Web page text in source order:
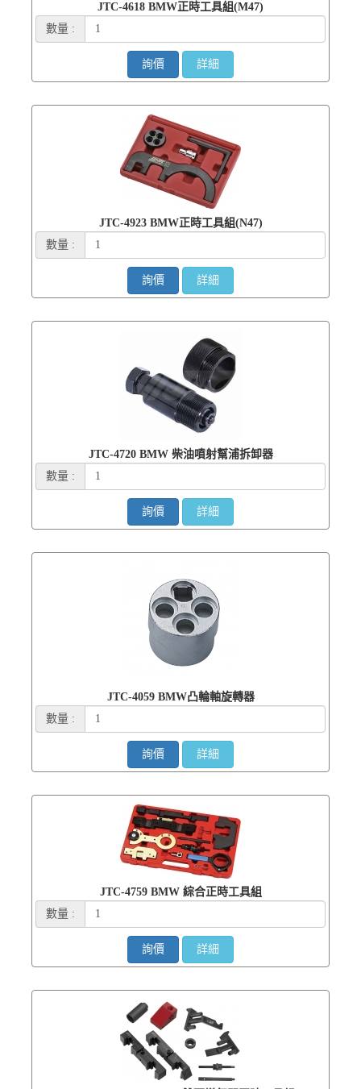
JTC-4618 BMW正時工具組(M47)
數量 :
詢價 詳細
JTC-4923 BMW正時工具組(N47)
數量 :
詢價 詳細
JTC-4720 BMW 柴油噴射幫浦拆卸器
數量 :
詢價 詳細
JTC-4059 BMW凸輪軸旋轉器
數量 :
詢價 詳細
JTC-4759 BMW 綜合正時工具組
數量 :
詢價 詳細